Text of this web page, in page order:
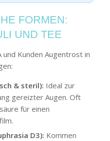
FORMEN:
UND TEE
Kunden Augentrost in
& steril): Ideal zur
gereizter Augen. Oft
für einen
D3): Kommen